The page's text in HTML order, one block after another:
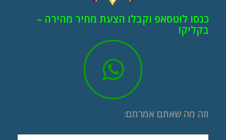
כנסו לוטסאפ וקבלו הצעת מחיר מהירה –
בקליק!
וזה מה שאתם אמרתם: